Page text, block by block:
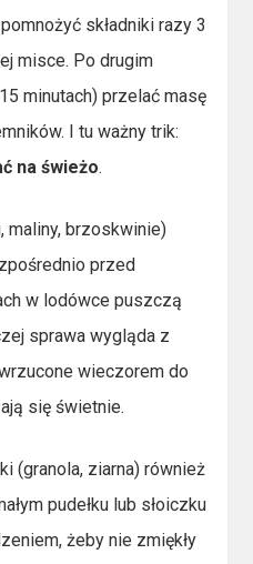
składniki razy 3
misce. Po drugim
minutach) przelać masę
I tu ważny trik:
na świeżo.
maliny, brzoskwinie)
przed
w lodówce puszczą
sprawa wygląda z
wieczorem do
się świetnie.
(granola, ziarna) również
pudełku lub słoiczku
żeby nie zmiękły